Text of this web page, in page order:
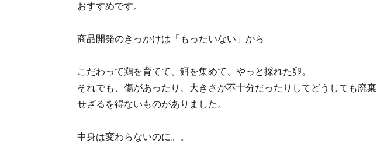
おすすめです。
商品開発のきっかけは「もったいない」から
こだわって鶏を育てて、餌を集めて、やっと採れた卵。
それでも、傷があったり、大きさが不十分だったりしてどうしても廃棄
せざるを得ないものがありました。
中身は変わらないのに。。